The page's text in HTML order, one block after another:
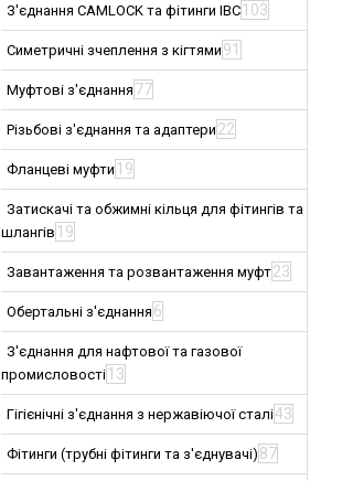
З'єднання CAMLOCK та фітинги IBC 103
Симетричні зчеплення з кігтями 91
Муфтові з'єднання 77
Різьбові з'єднання та адаптери 22
Фланцеві муфти 19
Затискачі та обжимні кільця для фітингів та
шлангів 19
Завантаження та розвантаження муфт23
Обертальні з'єднання 6
З'єднання для нафтової та газової
промисловості 13
Гігієнічні з'єднання з нержавіючої сталі43
Фітинги (трубні фітинги та з'єднувачі) 87